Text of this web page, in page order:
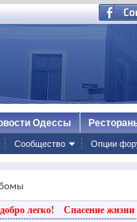
Сообщество Опции
Одессы
легко! Спасение жизни